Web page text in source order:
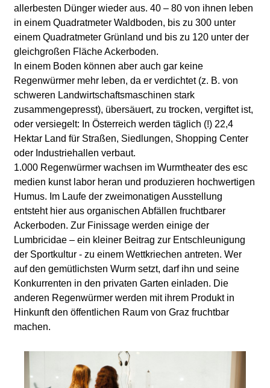
allerbesten Dünger wieder aus. 40 – 80 von ihnen leben
in einem Quadratmeter Waldboden, bis zu 300 unter
einem Quadratmeter Grünland und bis zu 120 unter der
gleichgroßen Fläche Ackerboden.
In einem Boden können aber auch gar keine
Regenwürmer mehr leben, da er verdichtet (z. B. von
schweren Landwirtschaftsmaschinen stark
zusammengepresst), übersäuert, zu trocken, vergiftet ist,
oder versiegelt: In Österreich werden täglich (!) 22,4
Hektar Land für Straßen, Siedlungen, Shopping Center
oder Industriehallen verbaut.
1.000 Regenwürmer wachsen im Wurmtheater des esc
medien kunst labor heran und produzieren hochwertigen
Humus. Im Laufe der zweimonatigen Ausstellung
entsteht hier aus organischen Abfällen fruchtbarer
Ackerboden. Zur Finissage werden einige der
Lumbricidae – ein kleiner Beitrag zur Entschleunigung
der Sportkultur - zu einem Wettkriechen antreten. Wer
auf den gemütlichsten Wurm setzt, darf ihn und seine
Konkurrenten in den privaten Garten einladen. Die
anderen Regenwürmer werden mit ihrem Produkt in
Hinkunft den öffentlichen Raum von Graz fruchtbar
machen.